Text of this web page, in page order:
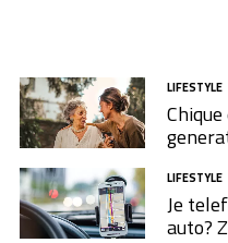
LIFESTYLE
LIFESTYLE
Je
auto?